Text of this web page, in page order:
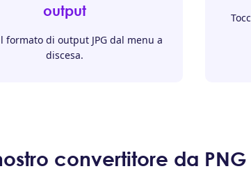
output
formato di output JPG dal menu a
discesa.
convertitore da PNG